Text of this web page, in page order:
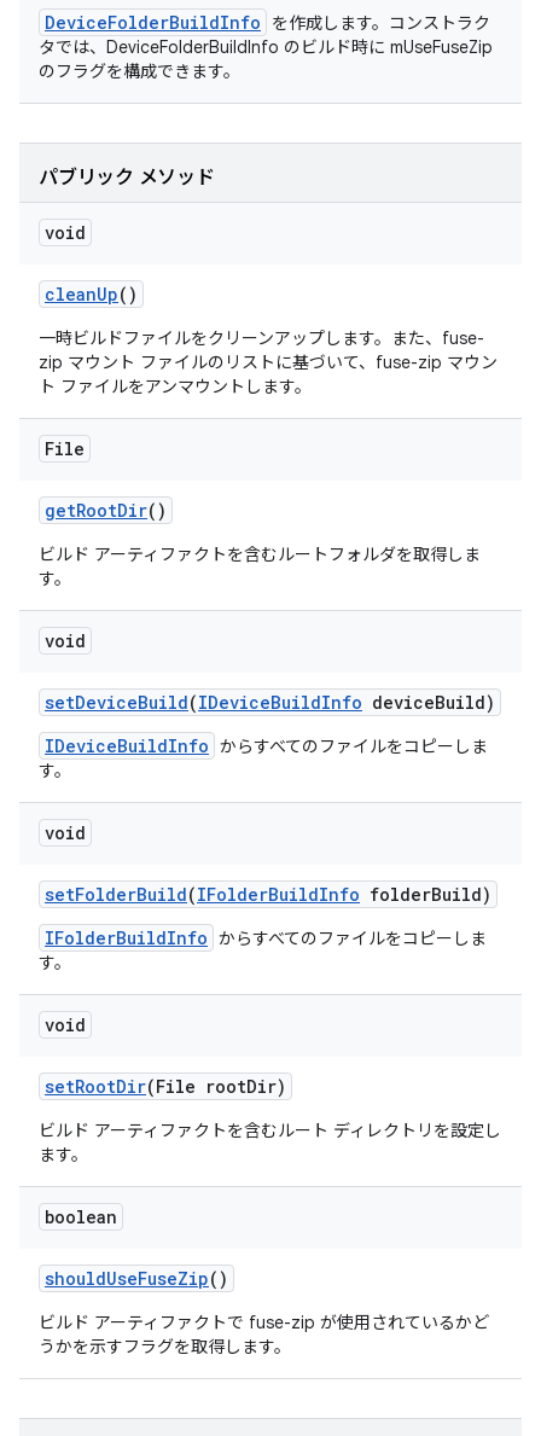
DeviceFolderBuildInfo
を作成します。コンストラク
タでは、DeviceFolderBuildInfo のビルド時に mUseFuseZip
のフラグを構成できます。
パブリック メソッド
void
cleanUp()
一時ビルドファイルをクリーンアップします。また、fuse-
zip マウント ファイルのリストに基づいて、fuse-zip マウン
ト ファイルをアンマウントします。
File
getRootDir()
ビルド アーティファクトを含むルートフォルダを取得しま
す。
void
setDeviceBuild(IDeviceBuildInfo deviceBuild)
IDeviceBuildInfo からすべてのファイルをコピーしま
す。
void
setFolderBuild(IFolderBuildInfo folderBuild)
IFolderBuildInfo からすべてのファイルをコピーしま
す。
void
setRootDir(File rootDir)
ビルド アーティファクトを含むルート ディレクトリを設定し
ます。
boolean
shouldUseFuseZip()
ビルド アーティファクトで fuse-zip が使用されているかど
うかを示すフラグを取得します。